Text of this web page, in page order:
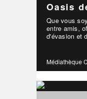
Oasis
Que vous
entre amis,
d'évasion et
Médiathèque